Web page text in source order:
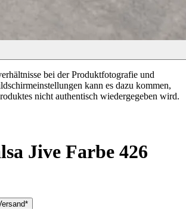
bei der Produktfotografie und
kann es dazu kommen,
nicht authentisch wiedergegeben wird.
Jive Farbe 426